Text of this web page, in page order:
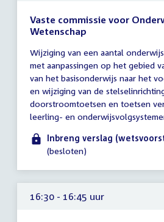
Vaste commissie voor
Wetenschap
vergadering
tot
14:00
uur
Wijziging van een aantal
met aanpassingen op het gebied
van het basisonderwijs naar het
en wijziging van de
doorstroomtoetsen en toetsen
leerling- en
Inbreng verslag
(besloten)
16:30 - 16:45 uur